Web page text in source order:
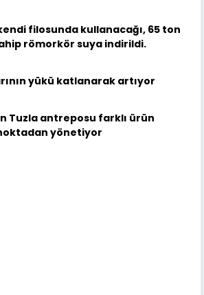
filosunda kullanacağı, 65 ton
römorkör suya indirildi.
yükü katlanarak artıyor
Tuzla antreposu farklı ürün
yönetiyor